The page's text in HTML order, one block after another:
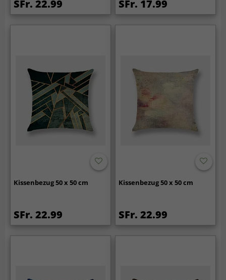
SFr. 22.99 SFr. 17.99
Kissenbezug 50 x 50 cm
SFr. 22.99
Kissenbezug 50 x 50 cm
SFr. 22.99